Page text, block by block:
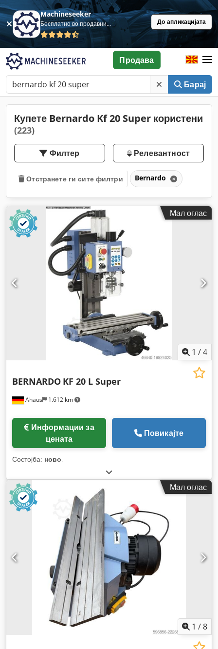
Machineseeker
Бесплатно во продавница До апликацијата
Барај
Продава
Купете Bernardo Kf 20 Super користени
(223)
Филтер Релевантност
Отстранете ги сите филтри Bernardo
Мал оглас
1 /4
Ahaus 1.612 km
BERNARDO KF 20 L Super
цената
Повикајте
Состојба: ново,
Мал оглас
1 /8